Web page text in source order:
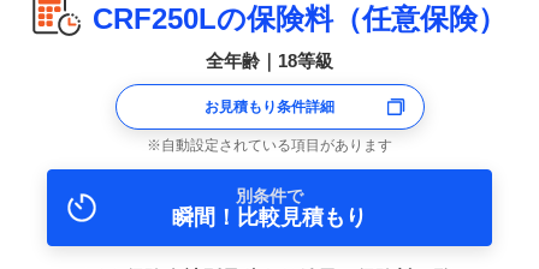
CRF250Lの保険料（任意保険）
全年齢｜18等級
お見積もり条件詳細
自動設定されている項目があります
別条件で
瞬間！比較見積もり